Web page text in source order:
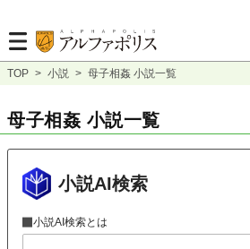
TOP > 小説 > 母子相姦 小説一覧
母子相姦 小説一覧
小説AI検索
小説AI検索とは